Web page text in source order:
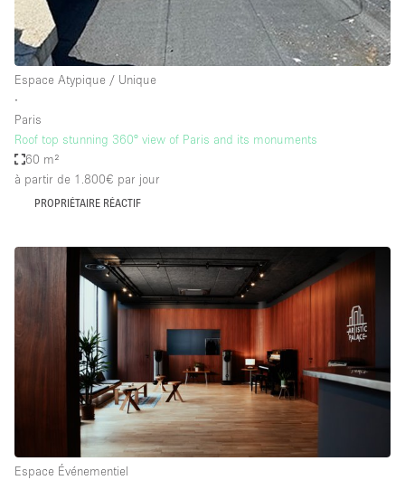
Espace Atypique / Unique
∙
Paris
Roof top stunning 360° view of Paris and its monuments
60 m²
à partir de 1.800€ par jour
PROPRIÉTAIRE RÉACTIF
Espace Événementiel